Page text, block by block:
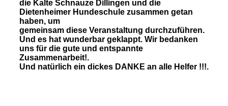
die Kalte Schnauze Dillingen und die
Dietenheimer Hundeschule zusammen getan
haben, um
gemeinsam diese Veranstaltung durchzuführen.
Und es hat wunderbar geklappt. Wir bedanken
uns für die gute und entspannte
Zusammenarbeit!.
Und natürlich ein dickes DANKE an alle Helfer !!!.